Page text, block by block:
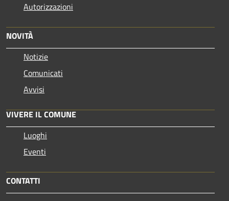
Autorizzazioni
NOVITÀ
Notizie
Comunicati
Avvisi
VIVERE IL COMUNE
Luoghi
Eventi
CONTATTI